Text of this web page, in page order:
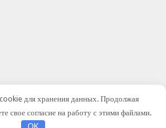
для хранения данных. Продолжая
свое согласие на работу с этими файлами.